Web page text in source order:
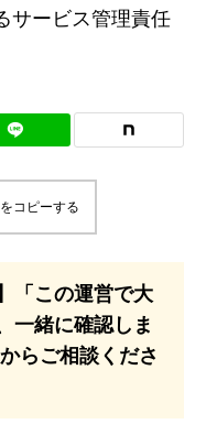
サービス管理責任
コピーする
「この運営で大
一緒に確認しま
からご相談くださ